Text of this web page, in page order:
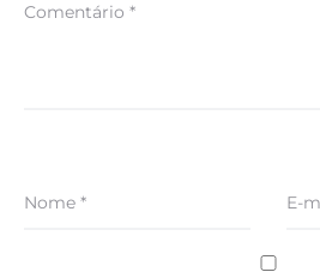
Comentário *
Nome * E-